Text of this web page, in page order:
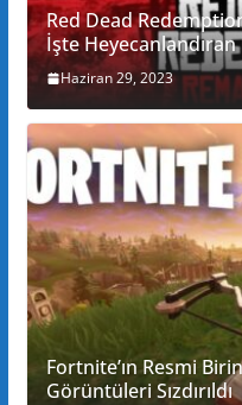
Red Dead
İşte Heyecanlandıran
Haziran 29, 2023
Fortnite’ın Resmi
Görüntüleri Sızdırıldı